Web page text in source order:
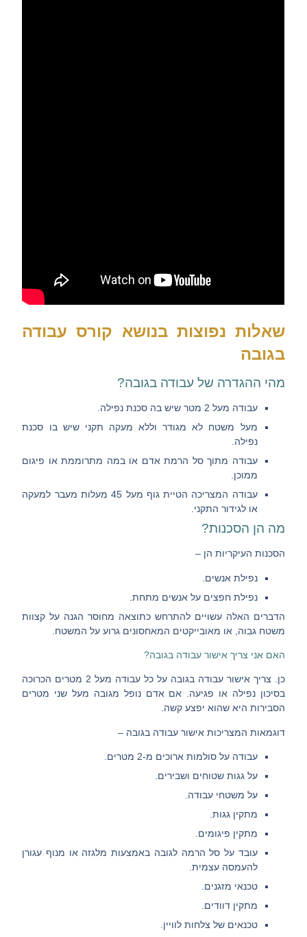
שאלות נפוצות בנושא קורס עבודה
בגובה
מהי ההגדרה של עבודה בגובה?
עבודה מעל 2 מטר שיש בה סכנת נפילה.
מעל משטח לא מגודר וללא מעקה תקני שיש בו סכנת
נפילה.
עבודה מתוך סל הרמת אדם או במה מתרוממת או פיגום
ממוכן.
עבודה המצריכה הטיית גוף מעל 45 מעלות מעבר למעקה
או לגידור התקני.
מה הן הסכנות?
הסכנות העיקריות הן –
נפילת אנשים
נפילת חפצים על אנשים מתחת
הדברים האלה עשויים להתרחש כתוצאה מחוסר הגנה על קצוות
משטח גבוה, או מאובייקטים המאחסונים גרוע על המשטח.
האם אני צריך אישור עבודה בגובה?
כן. צריך אישור עבודה בגובה על כל עבודה מעל 2 מטרים הכרוכה
בסיכון נפילה או פגיעה. אם אדם נופל מגובה מעל שני מטרים
הסבירות היא שהוא יפצע קשה.
דוגמאות המצריכות אישור עבודה בגובה –
עבודה על סולמות ארוכים מ-2 מטרים.
על גגות שטוחים ושבירים.
על משטחי עבודה.
מתקין גגות.
מתקין פיגומים.
עובד על סל הרמה לגובה באמצעות מלגזה או מנוף עגורן
להעמסה עצמית.
טכנאי מזגנים.
מתקין דוודים.
טכנאים של צלחות לוויין.